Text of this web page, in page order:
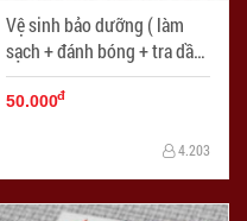
Vệ sinh bảo dưỡng ( làm
sạch + đánh bóng + tra dầu
bảo dưỡng ) - Mã SP:
SC008
50.000đ
4.203